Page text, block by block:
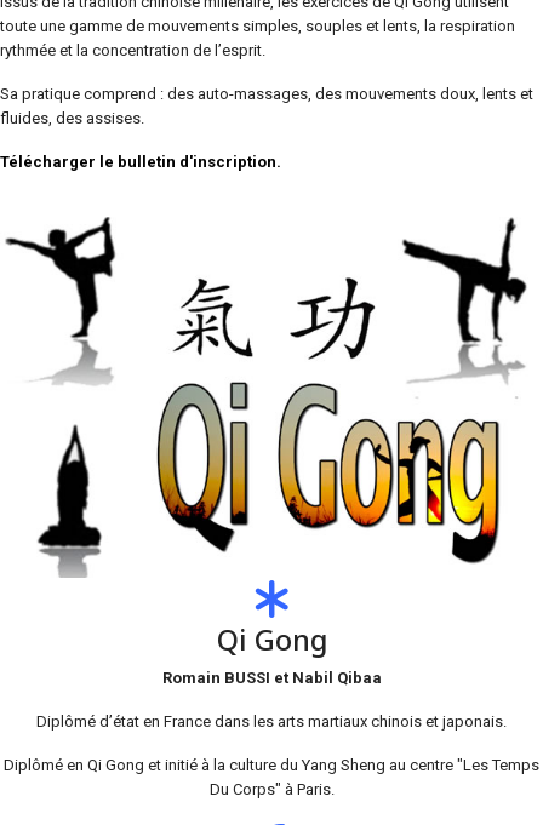
toute une gamme de mouvements simples, souples et lents, la respiration
rythmée et la concentration de l’esprit.
Sa pratique comprend : des auto-massages, des mouvements doux, lents et
fluides, des assises.
Télécharger le bulletin d'inscription.
Qi Gong
Romain BUSSI et Nabil Qibaa
Diplômé d’état en France dans les arts martiaux chinois et japonais.
Diplômé en Qi Gong et initié à la culture du Yang Sheng au centre "Les Temps
Du Corps" à Paris.